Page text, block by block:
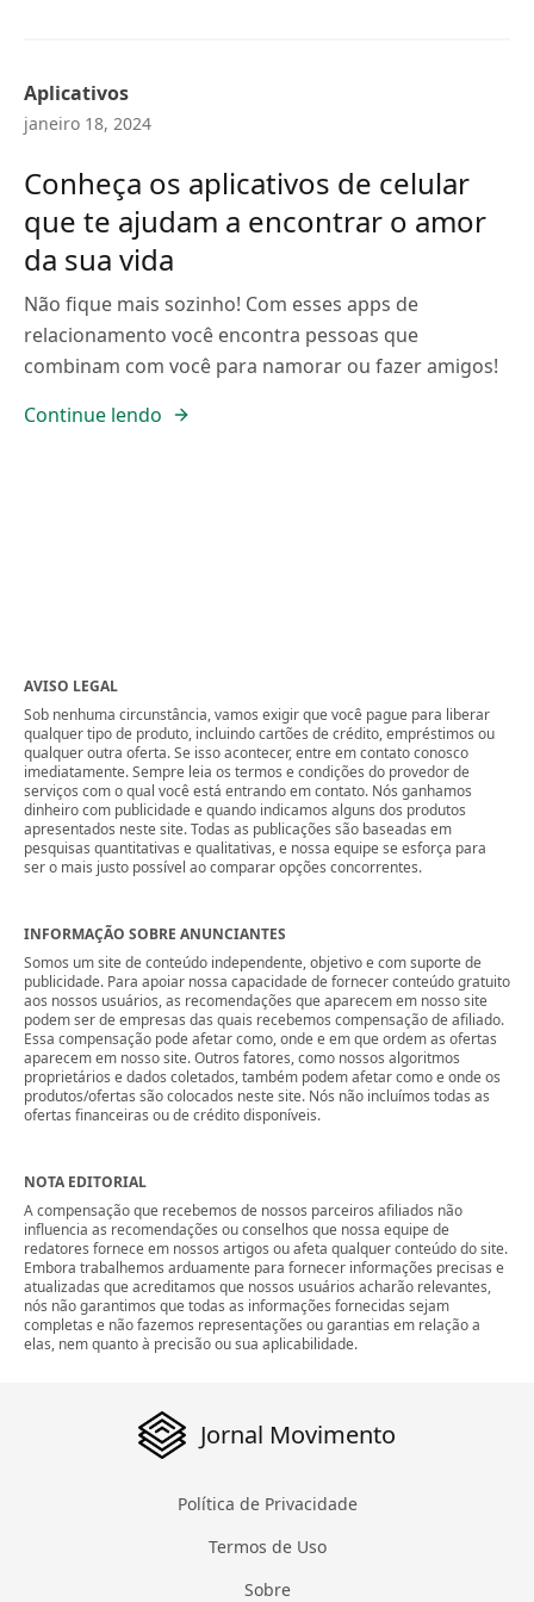
Aplicativos
janeiro 18, 2024
Conheça os aplicativos de celular
que te ajudam a encontrar o amor
da sua vida
Não fique mais sozinho! Com esses apps de
relacionamento você encontra pessoas que
combinam com você para namorar ou fazer amigos!
Continue lendo
AVISO LEGAL
Sob nenhuma circunstância, vamos exigir que você pague para liberar
qualquer tipo de produto, incluindo cartões de crédito, empréstimos ou
qualquer outra oferta. Se isso acontecer, entre em contato conosco
imediatamente. Sempre leia os termos e condições do provedor de
serviços com o qual você está entrando em contato. Nós ganhamos
dinheiro com publicidade e quando indicamos alguns dos produtos
apresentados neste site. Todas as publicações são baseadas em
pesquisas quantitativas e qualitativas, e nossa equipe se esforça para
ser o mais justo possível ao comparar opções concorrentes.
INFORMAÇÃO SOBRE ANUNCIANTES
Somos um site de conteúdo independente, objetivo e com suporte de
publicidade. Para apoiar nossa capacidade de fornecer conteúdo gratuito
aos nossos usuários, as recomendações que aparecem em nosso site
podem ser de empresas das quais recebemos compensação de afiliado.
Essa compensação pode afetar como, onde e em que ordem as ofertas
aparecem em nosso site. Outros fatores, como nossos algoritmos
proprietários e dados coletados, também podem afetar como e onde os
produtos/ofertas são colocados neste site. Nós não incluímos todas as
ofertas financeiras ou de crédito disponíveis.
NOTA EDITORIAL
A compensação que recebemos de nossos parceiros afiliados não
influencia as recomendações ou conselhos que nossa equipe de
redatores fornece em nossos artigos ou afeta qualquer conteúdo do site.
Embora trabalhemos arduamente para fornecer informações precisas e
atualizadas que acreditamos que nossos usuários acharão relevantes,
nós não garantimos que todas as informações fornecidas sejam
completas e não fazemos representações ou garantias em relação a
elas, nem quanto à precisão ou sua aplicabilidade.
Jornal Movimento
Política de Privacidade
Termos de Uso
Sobre